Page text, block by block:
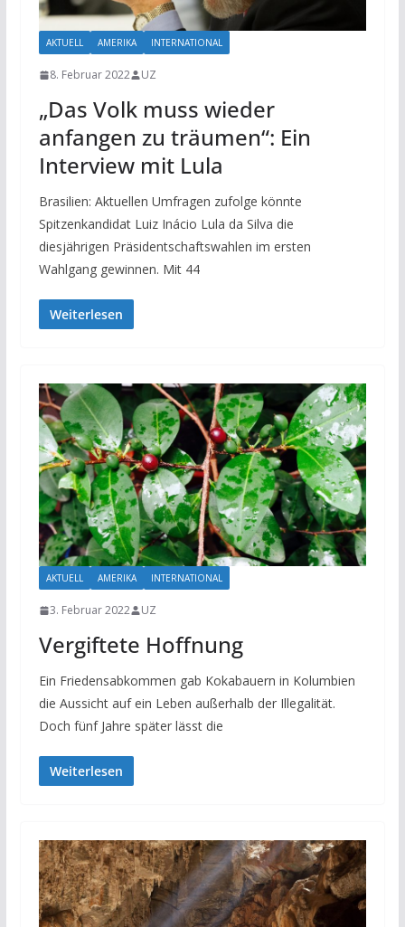
AKTUELL AMERIKA INTERNATIONAL
8. Februar 2022 UZ
„Das Volk muss wieder
anfangen zu träumen“: Ein
Interview mit Lula
Brasilien: Aktuellen Umfragen zufolge könnte
Spitzenkandidat Luiz Inácio Lula da Silva die
diesjährigen Präsidentschaftswahlen im ersten
Wahlgang gewinnen. Mit 44
Weiterlesen
AKTUELL AMERIKA INTERNATIONAL
3. Februar 2022 UZ
Vergiftete Hoffnung
Ein Friedensabkommen gab Kokabauern in Kolumbien
die Aussicht auf ein Leben außerhalb der Illegalität.
Doch fünf Jahre später lässt die
Weiterlesen